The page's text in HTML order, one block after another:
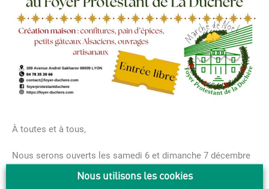
À toutes et à tous,
Nous serons ouverts les samedi 6 et dimanche 7 décembre
Nous utilisons les cookies